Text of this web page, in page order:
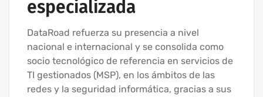
especializada
DataRoad refuerza su presencia a nivel
nacional e internacional y se consolida como
socio tecnológico de referencia en servicios de
TI gestionados (MSP), en los ámbitos de las
redes y la seguridad informática, gracias a sus